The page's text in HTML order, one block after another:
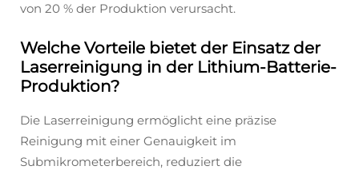
von 20 % der Produktion verursacht.
Welche Vorteile bietet der Einsatz der
Laserreinigung in der Lithium-Batterie-
Produktion?
Die Laserreinigung ermöglicht eine präzise
Reinigung mit einer Genauigkeit im
Submikrometerbereich, reduziert die